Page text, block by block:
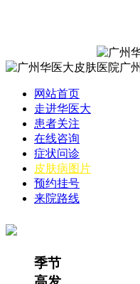
网站首页
走进华医大
患者关注
在线咨询
症状问诊
皮肤病图片
预约挂号
来院路线
季节